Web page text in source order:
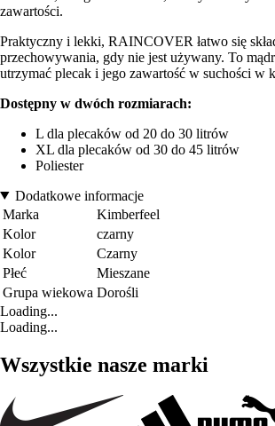
zawartości.
Praktyczny i lekki, RAINCOVER łatwo się
przechowywania, gdy nie jest używany. To
utrzymać plecak i jego zawartość w suchości w
Dostępny w dwóch rozmiarach:
L dla plecaków od 20 do 30 litrów
XL dla plecaków od 30 do 45 litrów
Poliester
Dodatkowe informacje
Marka
Kimberfeel
Kolor
czarny
Kolor
Czarny
Płeć
Mieszane
Grupa wiekowa Dorośli
Loading...
Loading...
Wszystkie nasze marki